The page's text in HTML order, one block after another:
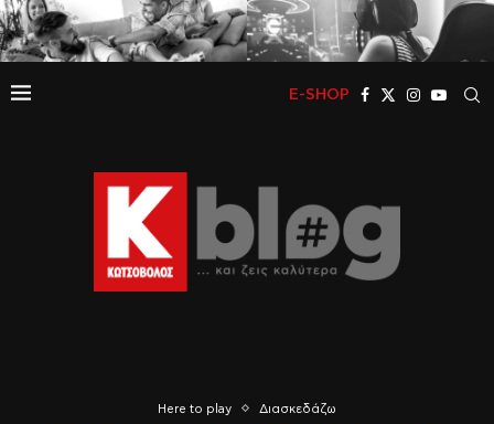
E-SHOP
Here to play Διασκεδάζω